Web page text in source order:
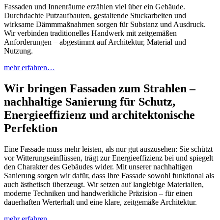
Fassaden und Innenräume erzählen viel über ein Gebäude.
Durchdachte Putzaufbauten, gestaltende Stuckarbeiten und
wirksame Dämmmaßnahmen sorgen für Substanz und Ausdruck.
Wir verbinden traditionelles Handwerk mit zeitgemäßen
Anforderungen – abgestimmt auf Architektur, Material und
Nutzung.
mehr erfahren…
Wir bringen Fassaden zum Strahlen –
nachhaltige Sanierung für Schutz,
Energieeffizienz und architektonische
Perfektion
Eine Fassade muss mehr leisten, als nur gut auszusehen: Sie schützt
vor Witterungseinflüssen, trägt zur Energieeffizienz bei und spiegelt
den Charakter des Gebäudes wider. Mit unserer nachhaltigen
Sanierung sorgen wir dafür, dass Ihre Fassade sowohl funktional als
auch ästhetisch überzeugt. Wir setzen auf langlebige Materialien,
moderne Techniken und handwerkliche Präzision – für einen
dauerhaften Werterhalt und eine klare, zeitgemäße Architektur.